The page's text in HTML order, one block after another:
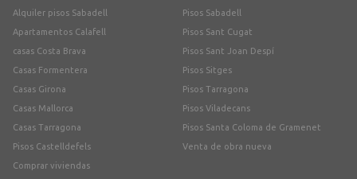
Alquiler pisos Sabadell
Apartamentos Calafell
casas Costa Brava
Casas Formentera
Casas Girona
Casas Mallorca
Casas Tarragona
Pisos Castelldefels
Comprar viviendas
Pisos Sabadell
Pisos Sant Cugat
Pisos Sant Joan Despí
Pisos Sitges
Pisos Tarragona
Pisos Viladecans
Pisos Santa Coloma de Gramenet
Venta de obra nueva